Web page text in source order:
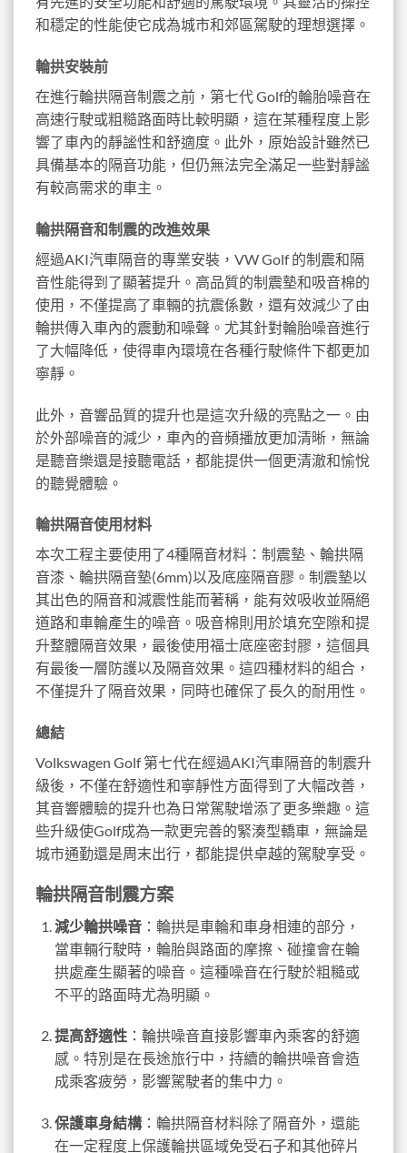
和穩定的性能使它成為城市和郊區駕駛的理想選擇。
輪拱安裝前
在進行輪拱隔音制震之前，第七代 Golf的輪胎噪音在
高速行駛或粗糙路面時比較明顯，這在某種程度上影
響了車內的靜謐性和舒適度。此外，原始設計雖然已
具備基本的隔音功能，但仍無法完全滿足一些對靜謐
有較高需求的車主。
輪拱隔音和制震的改進效果
經過AKI汽車隔音的專業安裝，VW Golf 的制震和隔
音性能得到了顯著提升。高品質的制震墊和吸音棉的
使用，不僅提高了車輛的抗震係數，還有效減少了由
輪拱傳入車內的震動和噪聲。尤其針對輪胎噪音進行
了大幅降低，使得車內環境在各種行駛條件下都更加
寧靜。
此外，音響品質的提升也是這次升級的亮點之一。由
於外部噪音的減少，車內的音頻播放更加清晰，無論
是聽音樂還是接聽電話，都能提供一個更清澈和愉悅
的聽覺體驗。
輪拱隔音使用材料
本次工程主要使用了4種隔音材料：制震墊、輪拱隔
音漆、輪拱隔音墊(6mm)以及底座隔音膠。制震墊以
其出色的隔音和減震性能而著稱，能有效吸收並隔絕
道路和車輪產生的噪音。吸音棉則用於填充空隙和提
升整體隔音效果，最後使用福士底座密封膠，這個具
有最後一層防護以及隔音效果。這四種材料的組合，
不僅提升了隔音效果，同時也確保了長久的耐用性。
總結
Volkswagen Golf 第七代在經過AKI汽車隔音的制震升
級後，不僅在舒適性和寧靜性方面得到了大幅改善，
其音響體驗的提升也為日常駕駛增添了更多樂趣。這
些升級使Golf成為一款更完善的緊湊型轎車，無論是
城市通勤還是周末出行，都能提供卓越的駕駛享受。
輪拱隔音制震方案
減少輪拱噪音：輪拱是車輪和車身相連的部分，
當車輛行駛時，輪胎與路面的摩擦、碰撞會在輪
拱處產生顯著的噪音。這種噪音在行駛於粗糙或
不平的路面時尤為明顯。
提高舒適性：輪拱噪音直接影響車內乘客的舒適
感。特別是在長途旅行中，持續的輪拱噪音會造
成乘客疲勞，影響駕駛者的集中力。
保護車身結構：輪拱隔音材料除了隔音外，還能
在一定程度上保護輪拱區域免受石子和其他碎片